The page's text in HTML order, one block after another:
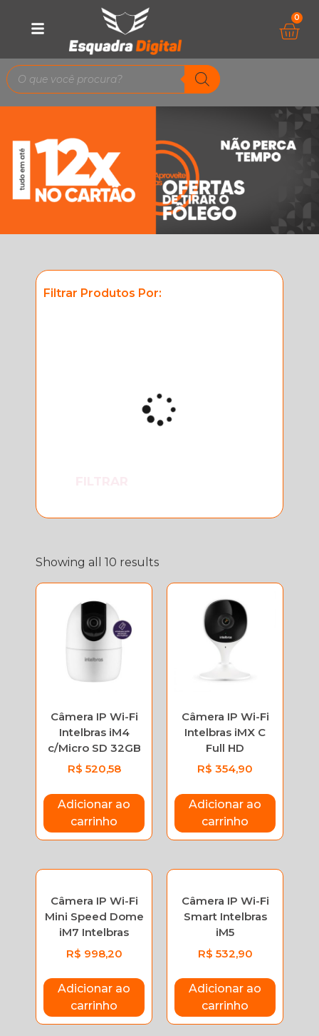
0
Filtrar Produtos Por:
Showing all 10 results
Câmera IP Wi-Fi
Intelbras iM4
c/Micro SD 32GB
R$ 520,58
Adicionar ao
carrinho
Câmera IP Wi-Fi
Intelbras iMX C
Full HD
R$ 354,90
Adicionar ao
carrinho
Câmera IP Wi-Fi
Mini Speed Dome
iM7 Intelbras
R$ 998,20
Adicionar ao
carrinho
Câmera IP Wi-Fi
Smart Intelbras
iM5
R$ 532,90
Adicionar ao
carrinho